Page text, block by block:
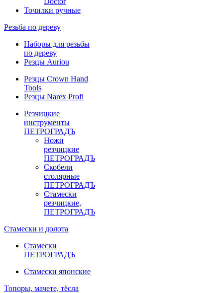
Точилки ручные
Резьба по дереву
Наборы для резьбы
по дереву
Резцы Auriou
Резцы Crown Hand
Tools
Резцы Narex Profi
Резчицкие
инструменты
ПЕТРОГРАДЪ
Ножи
резчицкие
ПЕТРОГРАДЪ
Скобели
столярные
ПЕТРОГРАДЪ
Стамески
резчицкие,
ПЕТРОГРАДЪ
Стамески и долота
Стамески
ПЕТРОГРАДЪ
Стамески японские
Топоры, мачете, тёсла